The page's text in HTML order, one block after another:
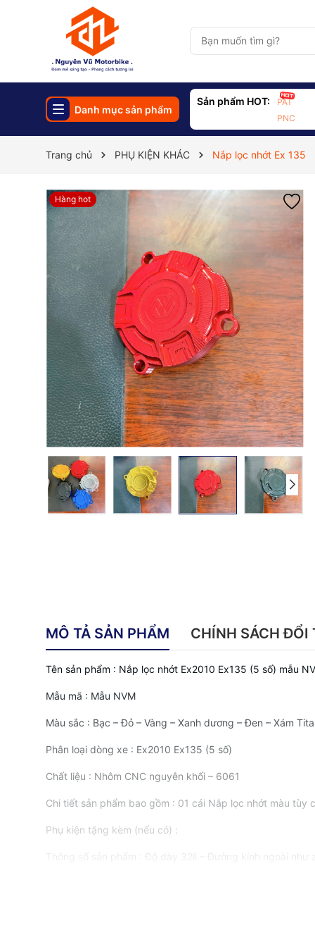
Danh mục sản phẩm
Sản phẩm HOT:
PAT
PNC
Trang chủ PHỤ KIỆN KHÁC Nắp lọc nhớt Ex 135
Hàng hot
MÔ TẢ SẢN PHẨM CHÍNH SÁCH ĐỔI
Tên sản phẩm : Nắp lọc nhớt Ex2010 Ex135 (5 số) mẫu
Mẫu mã : Mẫu NVM
Màu sắc : Bạc – Đỏ – Vàng – Xanh dương – Đen – Xám
Phân loại dòng xe : Ex2010 Ex135 (5 số)
Chất liệu : Nhôm CNC nguyên khối – 6061
Chi tiết sản phẩm bao gồm : 01 cái Nắp lọc nhớt màu tùy
Phụ kiện tặng kèm (nếu có) :